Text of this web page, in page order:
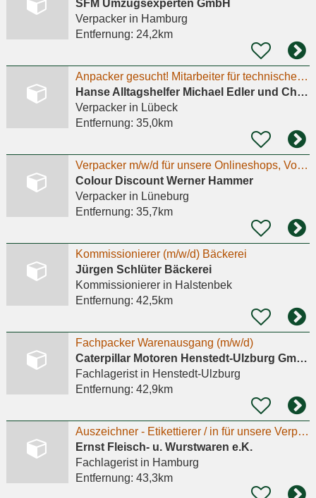
SFM Umzugsexperten GmbH
Verpackerin Hamburg
Entfernung: 24,2km
Anpacker gesucht! Mitarbeiter für technisches Gebäudemanagement (m/w/d)
Hanse Alltagshelfer Michael Edler und Christian Schenke GbR
Verpackerin Lübeck
Entfernung: 35,0km
Verpacker m/w/d für unsere Onlineshops, Vollzeit Mo-Fr 7:30 - 16:00 Uhr, Festanstellung
Colour Discount Werner Hammer
Verpackerin Lüneburg
Entfernung: 35,7km
Kommissionierer (m/w/d) Bäckerei
Jürgen Schlüter Bäckerei
Kommissioniererin Halstenbek
Entfernung: 42,5km
Fachpacker Warenausgang (m/w/d)
Caterpillar Motoren Henstedt-Ulzburg GmbH
Fachlageristin Henstedt-Ulzburg
Entfernung: 42,9km
Auszeichner - Etikettierer / in für unsere Verpackung ( m/w/d )
Ernst Fleisch- u. Wurstwaren e.K.
Fachlageristin Hamburg
Entfernung: 43,3km